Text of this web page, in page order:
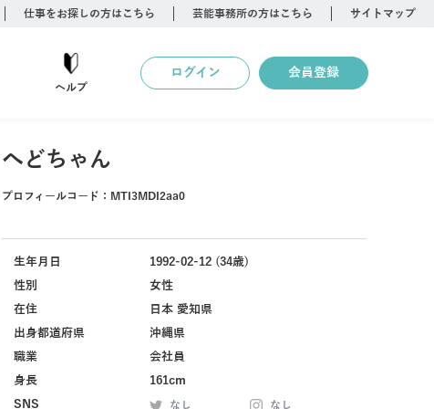
仕事をお探しの方はこちら 芸能事務所の方はこちら サイトマップ
ヘルプ
ログイン 会員登録
へどちゃん
プロフィールコード： MTI3MDI2aa0
生年月日
1992-02-12 (34歳)
性別
女性
在住
日本 愛知県
出身都道府県
沖縄県
職業
会社員
身長
161cm
SNS
なし なし